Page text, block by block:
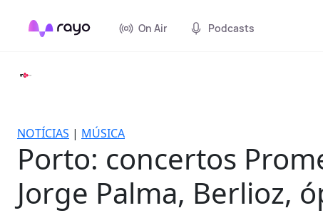
On Air Podcasts
NOTÍCIAS | MÚSICA
Porto: concertos
Jorge Palma, Berlioz,